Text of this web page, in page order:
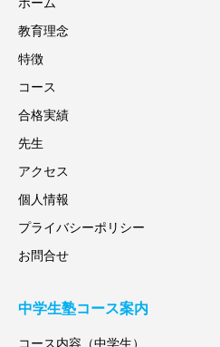
ホーム
教育理念
特徴
コース
合格実績
先生
アクセス
個人情報
プライバシーポリシー
お問合せ
中学生塾コース案内
コース内容（中学生）